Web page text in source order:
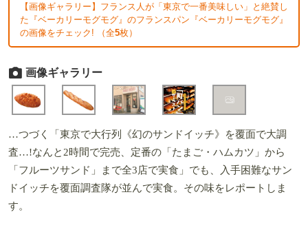
【画像ギャラリー】フランス人が「東京で一番美味しい」と絶賛し
た『ベーカリーモグモグ』のフランスパン『ベーカリーモグモグ』
の画像をチェック! （全5枚）
画像ギャラリー
…つづく「東京で大行列《幻のサンドイッチ》を覆面で大調
査…!なんと2時間で完売、定番の「たまご・ハムカツ」から
「フルーツサンド」まで全3店で実食」でも、入手困難なサン
ドイッチを覆面調査隊が並んで実食。その味をレポートしま
す。